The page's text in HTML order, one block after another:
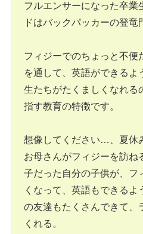
フルエンサーになった卒業
ドはバックパッカーの登竜
フィジーでのちょっと不便
を通して、英語ができるよ
生たちがたくましくなれる
指す教育の特徴です。
想像してください…、夏休
お母さんがフィジーを訪ね
子だった自分の子供が、フ
くなって、英語もできるよ
の友達もたくさんできて、
くれる。